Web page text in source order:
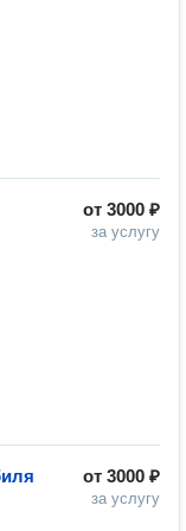
от 3000 ₽
за услугу
от 3000 ₽
за услугу